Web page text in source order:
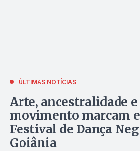
ÚLTIMAS NOTÍCIAS
Arte, ancestralidade e
movimento marcam
Festival de Dança
Goiânia